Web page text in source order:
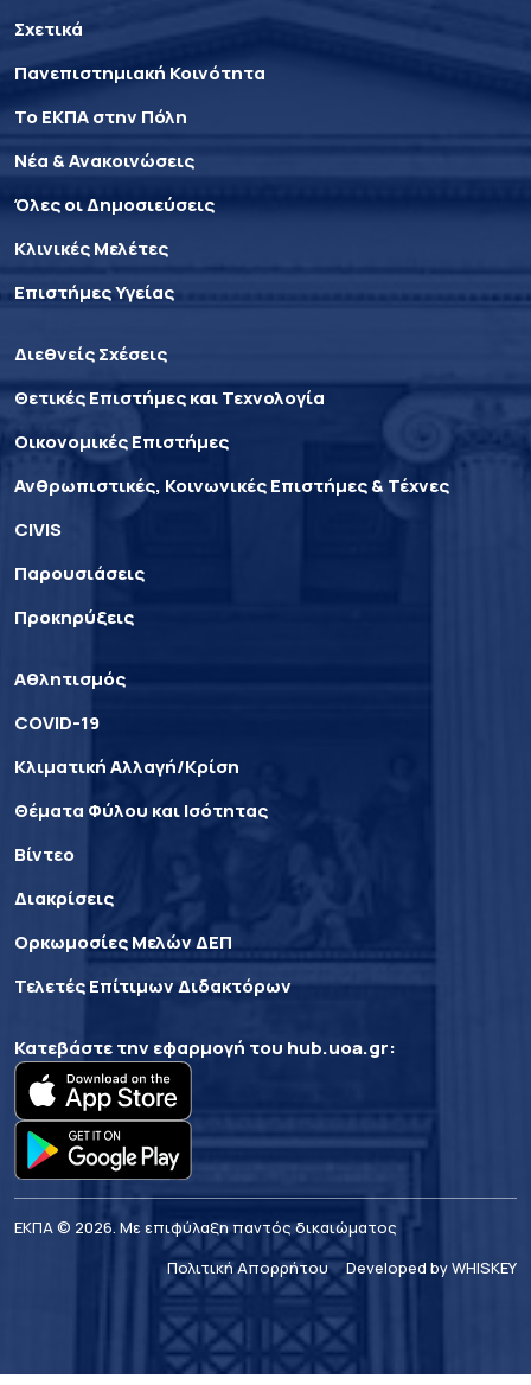
Σχετικά
Πανεπιστημιακή Κοινότητα
Το ΕΚΠΑ στην Πόλη
Νέα & Ανακοινώσεις
Όλες οι Δημοσιεύσεις
Κλινικές Μελέτες
Επιστήμες Υγείας
Διεθνείς Σχέσεις
Θετικές Επιστήμες και Τεχνολογία
Οικονομικές Επιστήμες
Ανθρωπιστικές, Κοινωνικές Επιστήμες & Τέχνες
CIVIS
Παρουσιάσεις
Προκηρύξεις
Αθλητισμός
COVID-19
Κλιματική Αλλαγή/Κρίση
Θέματα Φύλου και Ισότητας
Βίντεο
Διακρίσεις
Ορκωμοσίες Μελών ΔΕΠ
Τελετές Επίτιμων Διδακτόρων
Κατεβάστε την εφαρμογή του hub.uoa.gr:
ΕΚΠΑ © 2026. Με επιφύλαξη παντός δικαιώματος
Πολιτική Απορρήτου
Developed by WHISKEY